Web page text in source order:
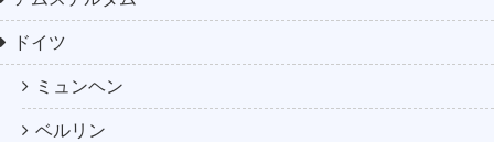
ドイツ
ミュンヘン
ベルリン